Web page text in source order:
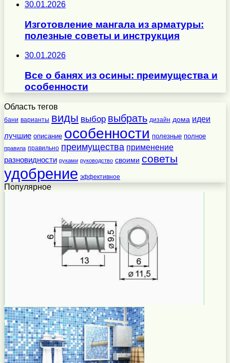
30.01.2026
Изготовление мангала из арматуры:
полезные советы и инструкция
30.01.2026
Все о банях из осины: преимущества и
особенности
Область тегов
бани варианты виды выбор выбрать дизайн дома идеи
лучшие описание особенности полезные полное
правила правильно преимущества применение
разновидности руками руководство своими советы
удобрение эффективное
Популярное